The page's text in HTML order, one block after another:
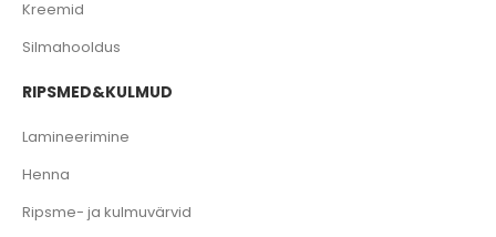
Kreemid
Silmahooldus
RIPSMED&KULMUD
Lamineerimine
Henna
Ripsme- ja kulmuvärvid